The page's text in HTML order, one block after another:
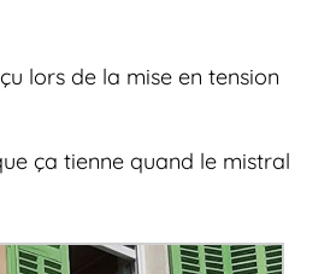
lors de la mise en tension
ça tienne quand le mistral